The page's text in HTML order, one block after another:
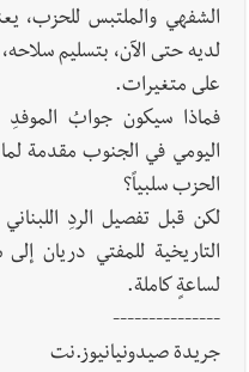
الشفهي والملتبس للحزب،
لديه حتى الآن، بتسليم سلاحه،
على متغيرات.
فماذا سيكون جوابُ الموفدِ
اليومي في الجنوب مقدمة
الحزب سلبياً؟
لكن قبل تفصيل الردِ
التاريخية للمفتي دريان
لساعةٍ كاملة.
---------------
جريدة صيدونيانيوز.نت